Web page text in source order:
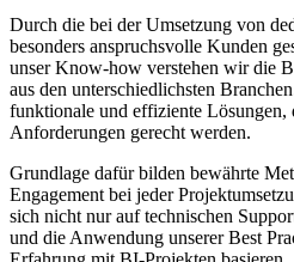
Durch die bei der Umsetzung von
besonders anspruchsvolle Kunden
unser Know-how verstehen wir die
aus den unterschiedlichsten
funktionale und effiziente Lösungen,
Anforderungen gerecht werden.
Grundlage dafür bilden bewährte
Engagement bei jeder
sich nicht nur auf technischen
und die Anwendung unserer Best